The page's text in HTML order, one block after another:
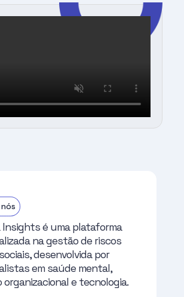
Insights é uma plataforma
na gestão de riscos
desenvolvida por
em saúde mental,
e tecnologia.